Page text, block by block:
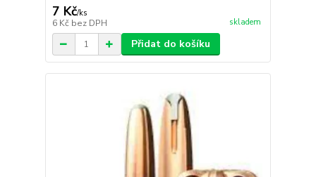
7 Kč/ks
6 Kč bez DPH skladem
Přidat do košíku